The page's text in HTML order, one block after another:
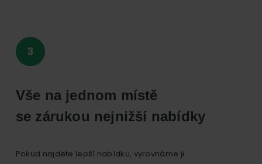
Vše na jednom místě
se zárukou nejnižší nabídky
Pokud najdete lepší nabídku, vyrovnáme ji.